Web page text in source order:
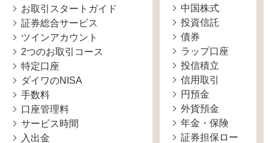
お取引スタートガイド
証券総合サービス
ツインアカウント
2つのお取引コース
特定口座
ダイワのNISA
手数料
口座管理料
サービス時間
入出金
中国株式
投資信託
債券
ラップ口座
投信積立
信用取引
円預金
外貨預金
年金・保険
証券担保ロー